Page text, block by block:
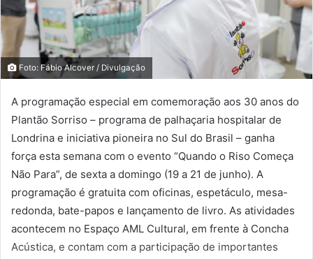
Foto: Fábio Alcover / Divulgação
A programação especial em comemoração aos 30 anos do
Plantão Sorriso – programa de palhaçaria hospitalar de
Londrina e iniciativa pioneira no Sul do Brasil – ganha
força esta semana com o evento “Quando o Riso Começa
Não Para”, de sexta a domingo (19 a 21 de junho). A
programação é gratuita com oficinas, espetáculo, mesa-
redonda, bate-papos e lançamento de livro. As atividades
acontecem no Espaço AML Cultural, em frente à Concha
Acústica, e contam com a participação de importantes